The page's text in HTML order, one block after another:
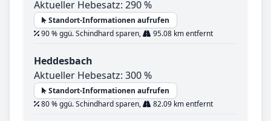
Aktueller Hebesatz: 290 %
Standort-Informationen aufrufen
90 % ggü. Schindhard sparen,
95.08 km entfernt
Heddesbach
Aktueller Hebesatz: 300 %
Standort-Informationen aufrufen
80 % ggü. Schindhard sparen,
82.09 km entfernt